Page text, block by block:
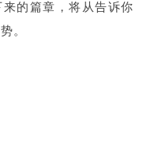
来的篇章，将从告诉你
。